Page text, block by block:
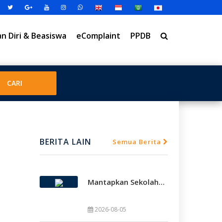
Diri & Beasiswa eComplaint PPDB
BERITA LAIN Semua Berita
Mantapkan Sekolah Model, SMAMDA Sidoarjo Perkuat Pembelajaran Mendalam Dan KKA
2026-08-05